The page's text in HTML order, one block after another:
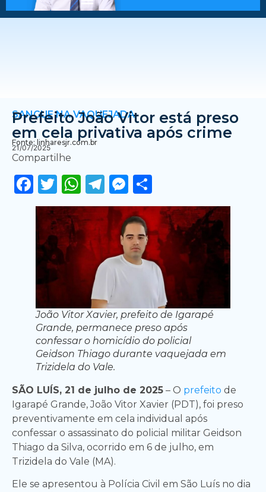
SANGUE NA VAQUEJADA
Prefeito João Vitor está preso
em cela privativa após crime
Fonte: linharesjr.com.br
21/07/2025
Compartilhe
Facebook
Twitter
WhatsApp
Telegram
Messenger
João Vitor Xavier, prefeito de Igarapé
Grande, permanece preso após
confessar o homicídio do policial
Geidson Thiago durante vaquejada em
Trizidela do Vale.
SÃO LUÍS, 21 de julho de 2025 – O prefeito de
Igarapé Grande, João Vitor Xavier (PDT), foi preso
preventivamente em cela individual após
confessar o assassinato do policial militar Geidson
Thiago da Silva, ocorrido em 6 de julho, em
Trizidela do Vale (MA).
Ele se apresentou à Polícia Civil em São Luís no dia